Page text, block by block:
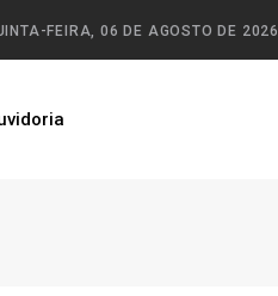
FEIRA, 06 DE AGOSTO DE 2026